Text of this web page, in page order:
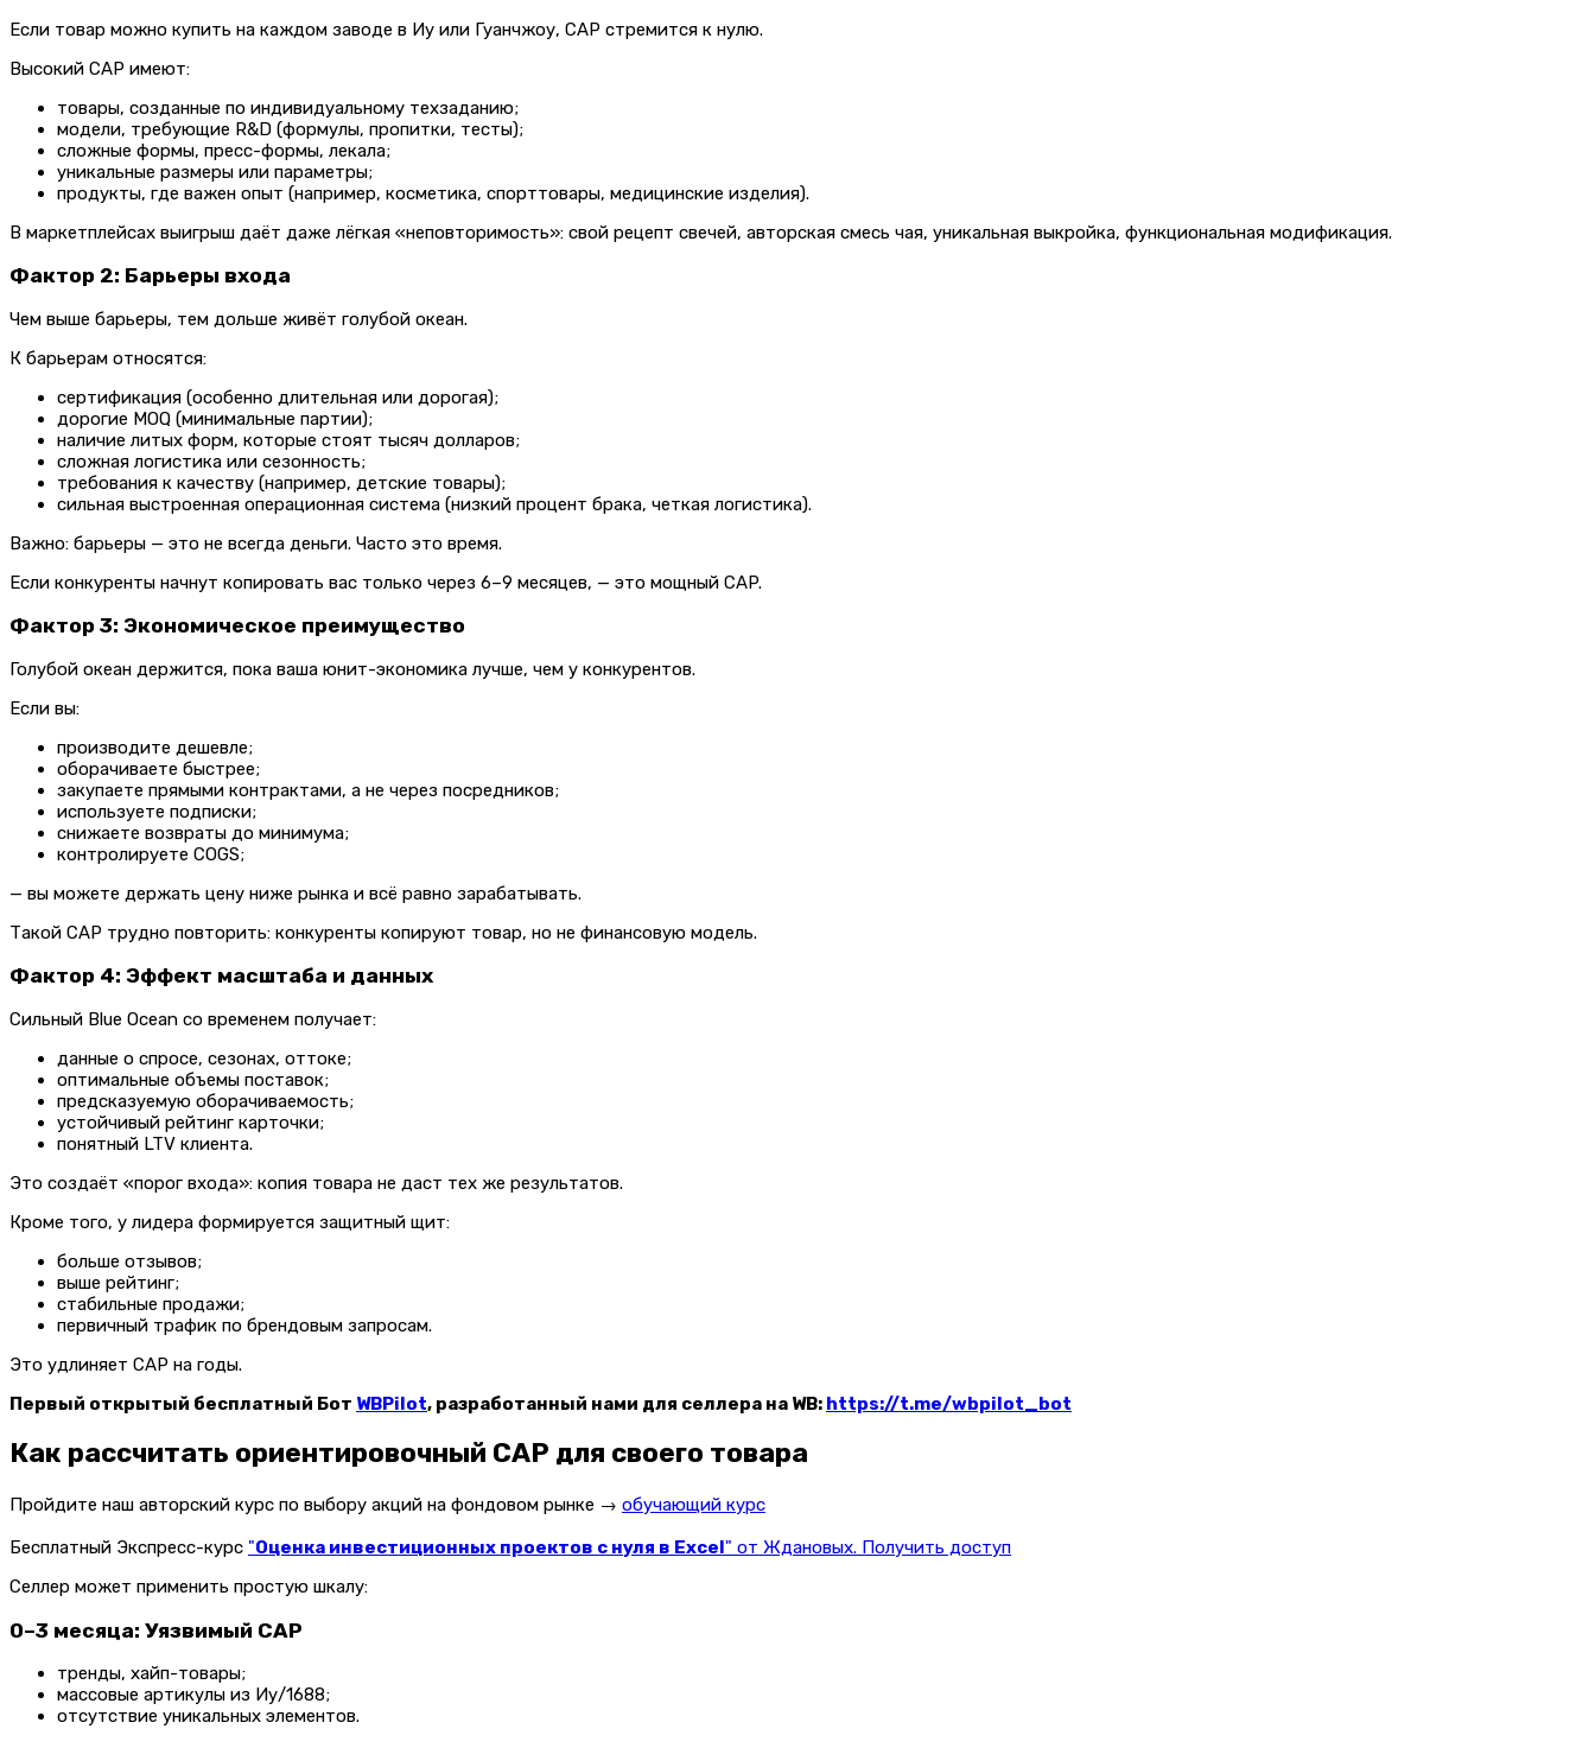
Если товар можно купить на каждом заводе в Иу или Гуанчжоу, CAP стремится к нулю.
Высокий CAP имеют:
товары, созданные по индивидуальному техзаданию;
модели, требующие R&D (формулы, пропитки, тесты);
сложные формы, пресс-формы, лекала;
уникальные размеры или параметры;
продукты, где важен опыт (например, косметика, спорттовары, медицинские изделия).
В маркетплейсах выигрыш даёт даже лёгкая «неповторимость»: свой рецепт свечей, авторская смесь чая, уникальная выкройка, функциональная модификация.
Фактор 2: Барьеры входа
Чем выше барьеры, тем дольше живёт голубой океан.
К барьерам относятся:
сертификация (особенно длительная или дорогая);
дорогие MOQ (минимальные партии);
наличие литых форм, которые стоят тысяч долларов;
сложная логистика или сезонность;
требования к качеству (например, детские товары);
сильная выстроенная операционная система (низкий процент брака, четкая логистика).
Важно: барьеры — это не всегда деньги. Часто это время.
Если конкуренты начнут копировать вас только через 6–9 месяцев, — это мощный CAP.
Фактор 3: Экономическое преимущество
Голубой океан держится, пока ваша юнит-экономика лучше, чем у конкурентов.
Если вы:
производите дешевле;
оборачиваете быстрее;
закупаете прямыми контрактами, а не через посредников;
используете подписки;
снижаете возвраты до минимума;
контролируете COGS;
— вы можете держать цену ниже рынка и всё равно зарабатывать.
Такой CAP трудно повторить: конкуренты копируют товар, но не финансовую модель.
Фактор 4: Эффект масштаба и данных
Сильный Blue Ocean со временем получает:
данные о спросе, сезонах, оттоке;
оптимальные объемы поставок;
предсказуемую оборачиваемость;
устойчивый рейтинг карточки;
понятный LTV клиента.
Это создаёт «порог входа»: копия товара не даст тех же результатов.
Кроме того, у лидера формируется защитный щит:
больше отзывов;
выше рейтинг;
стабильные продажи;
первичный трафик по брендовым запросам.
Это удлиняет CAP на годы.
Первый открытый бесплатный Бот WBPilot, разработанный нами для селлера на WB: https://t.me/wbpilot_bot
Как рассчитать ориентировочный CAP для своего товара
Пройдите наш авторский курс по выбору акций на фондовом рынке → обучающий курс
Бесплатный Экспресс-курс "Оценка инвестиционных проектов с нуля в Excel" от Ждановых. Получить доступ
Селлер может применить простую шкалу:
0–3 месяца: Уязвимый CAP
тренды, хайп-товары;
массовые артикулы из Иу/1688;
отсутствие уникальных элементов.